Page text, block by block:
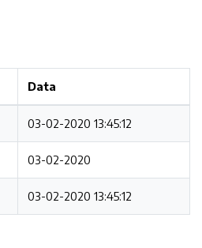
Data
03-02-2020 13:45:12
03-02-2020
03-02-2020 13:45:12